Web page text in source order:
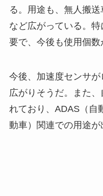
る。用途も、無人搬
など広がっている。
要で、今後も使用個数
今後、加速度センサ
広がりそうだ。また
れており、ADAS（自
動車）関連での用途が